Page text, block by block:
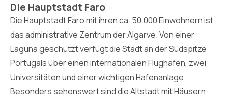
Die Hauptstadt Faro
Die Hauptstadt Faro mit ihren ca. 50.000 Einwohnern ist
das administrative Zentrum der Algarve. Von einer
Laguna geschützt verfügt die Stadt an der Südspitze
Portugals über einen internationalen Flughafen, zwei
Universitäten und einer wichtigen Hafenanlage.
Besonders sehenswert sind die Altstadt mit Häusern